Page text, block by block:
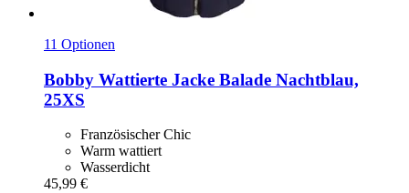
11 Optionen
Bobby Wattierte Jacke Balade Nachtblau,
25XS
Französischer Chic
Warm wattiert
Wasserdicht
45,99 €